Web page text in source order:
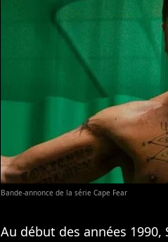
Bande-annonce de la série Cape Fear
Au début des années